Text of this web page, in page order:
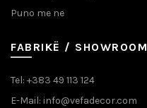
Puno me ne
FABRIKË / SHOWROOM
Tel: +383 49 113 124
E-Mail: info@vefadecor.com